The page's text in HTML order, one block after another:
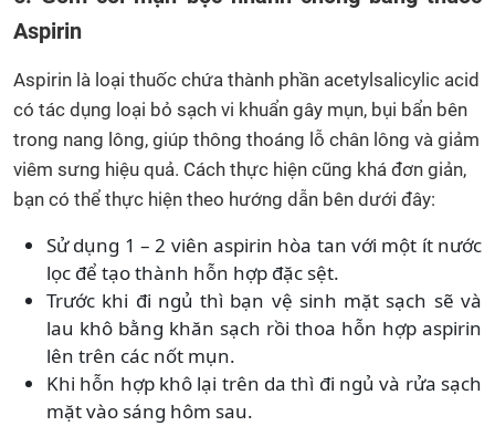
Aspirin
Aspirin là loại thuốc chứa thành phần acetylsalicylic acid
có tác dụng loại bỏ sạch vi khuẩn gây mụn, bụi bẩn bên
trong nang lông, giúp thông thoáng lỗ chân lông và giảm
viêm sưng hiệu quả. Cách thực hiện cũng khá đơn giản,
bạn có thể thực hiện theo hướng dẫn bên dưới đây:
Sử dụng 1 – 2 viên aspirin hòa tan với một ít nước
lọc để tạo thành hỗn hợp đặc sệt.
Trước khi đi ngủ thì bạn vệ sinh mặt sạch sẽ và
lau khô bằng khăn sạch rồi thoa hỗn hợp aspirin
lên trên các nốt mụn.
Khi hỗn hợp khô lại trên da thì đi ngủ và rửa sạch
mặt vào sáng hôm sau.